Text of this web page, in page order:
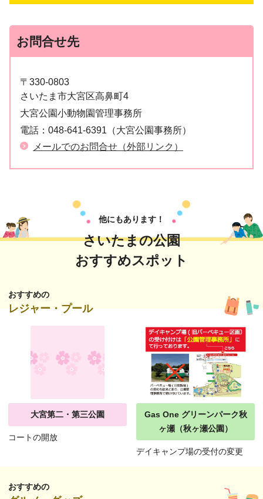
お問合せ先
〒330-0803
さいたま市大宮区高鼻町4
大宮公園小動物園管理事務所
電話： 048-641-6391（大宮公園事務所）
メールでのお問合せ（外部リンク）
他にもあります！
さいたまの公園
おすすめスポット
おすすめの
レジャー・プール
大宮第二・第三公園
コートの開放
Gas One グリーンパーク秋
ヶ瀬（秋ヶ瀬公園）
デイキャンプ場の受付の変更
おすすめの